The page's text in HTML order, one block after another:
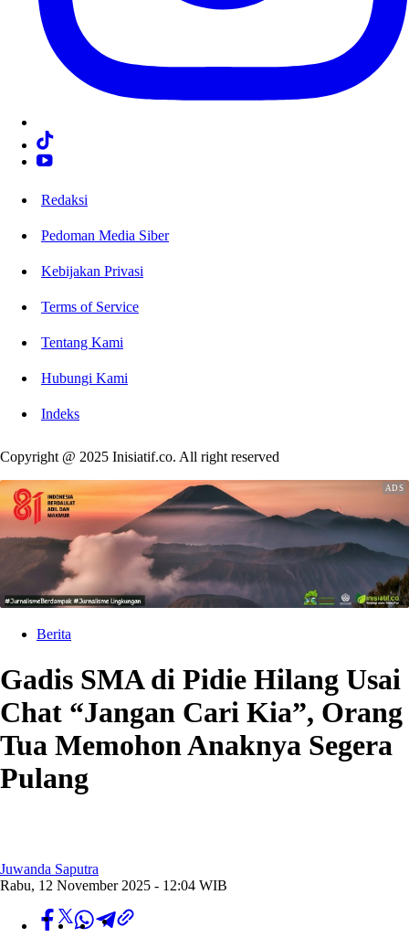
Redaksi
Pedoman Media Siber
Kebijakan Privasi
Terms of Service
Tentang Kami
Hubungi Kami
Indeks
Copyright @ 2025 Inisiatif.co. All right reserved
Berita
Gadis SMA di Pidie Hilang Usai
Chat “Jangan Cari Kia”, Orang
Tua Memohon Anaknya Segera
Pulang
Juwanda Saputra
Rabu, 12 November 2025 - 12:04 WIB